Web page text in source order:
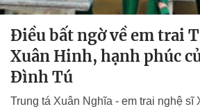
Điều bất ngờ về em trai
Xuân Hinh, hạnh phúc
Đình Tú
Trung tá Xuân Nghĩa - em trai nghệ sĩ